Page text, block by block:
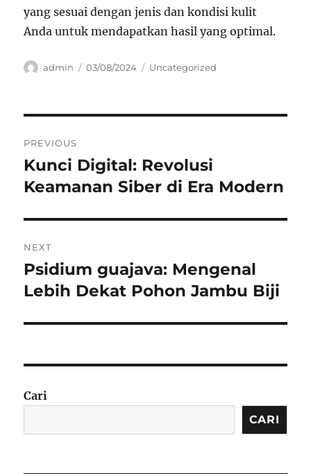
yang sesuai dengan jenis dan kondisi kulit
Anda untuk mendapatkan hasil yang optimal.
Author
admin
Posted
03/08/2024 Categories
Uncategorized
pos
PREVIOUS
Previous
post:
Kunci Digital: Revolusi
Keamanan Siber di Era Modern
NEXT
Next
post:
Psidium guajava: Mengenal
Lebih Dekat Pohon Jambu Biji
Cari
CARI